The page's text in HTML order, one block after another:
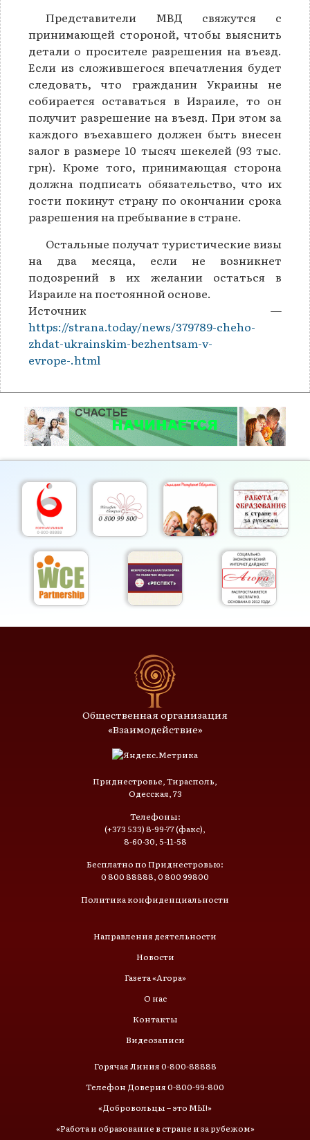
Представители МВД свяжутся с
принимающей стороной, чтобы выяснить
детали о просителе разрешения на въезд.
Если из сложившегося впечатления будет
следовать, что гражданин Украины не
собирается оставаться в Израиле, то он
получит разрешение на въезд. При этом за
каждого въехавшего должен быть внесен
залог в размере 10 тысяч шекелей (93 тыс.
грн). Кроме того, принимающая сторона
должна подписать обязательство, что их
гости покинут страну по окончании срока
разрешения на пребывание в стране.
Остальные получат туристические визы
на два месяца, если не возникнет
подозрений в их желании остаться в
Израиле на постоянной основе.
Источник —
https://strana.today/news/379789-cheho-
zhdat-ukrainskim-bezhentsam-v-
evrope-.html
Общественная организация
«Взаимодействие»
Приднестровье, Тирасполь,
Одесская, 73
Телефоны:
(+373 533) 8-99-77 (факс),
8-60-30, 5-11-58
Бесплатно по Приднестровью:
0 800 88888, 0 800 99800
Политика конфиденциальности
Направления деятельности
Новости
Газета «Агора»
О нас
Контакты
Видеозаписи
Горячая Линия 0-800-88888
Телефон Доверия 0-800-99-800
«Добровольцы – это МЫ!»
«Работа и образование в стране и за рубежом»